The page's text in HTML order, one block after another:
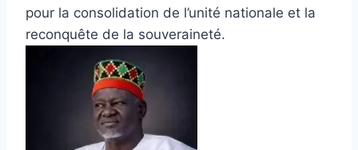
pour la consolidation de l’unité nationale et la
reconquête de la souveraineté.